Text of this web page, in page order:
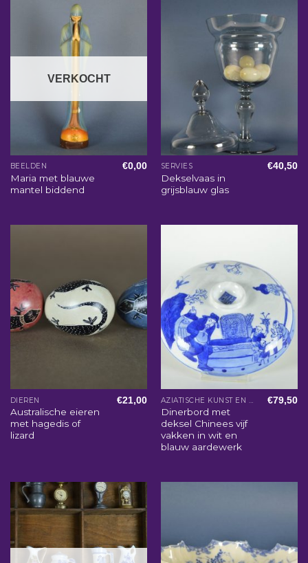
VERKOCHT
BEELDEN
Maria met blauwe
mantel biddend
€0,00 SERVIES
Dekselvaas in
grijsblauw glas
€40,50
DIEREN
Australische eieren
met hagedis of
lizard
€21,00
Dinerbord met
deksel Chinees vijf
vakken in wit en
blauw aardewerk
€79,50